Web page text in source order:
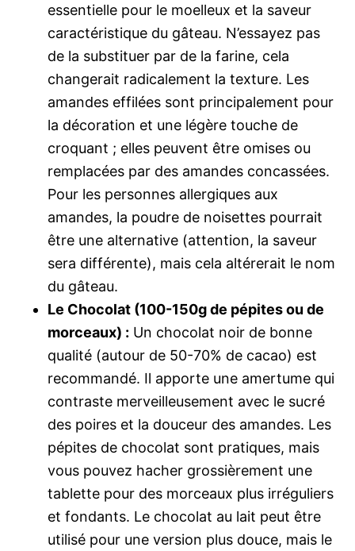
essentielle pour le moelleux et la saveur
caractéristique du gâteau. N’essayez pas
de la substituer par de la farine, cela
changerait radicalement la texture. Les
amandes effilées sont principalement pour
la décoration et une légère touche de
croquant ; elles peuvent être omises ou
remplacées par des amandes concassées.
Pour les personnes allergiques aux
amandes, la poudre de noisettes pourrait
être une alternative (attention, la saveur
sera différente), mais cela altérerait le nom
du gâteau.
Le Chocolat (100-150g de pépites ou de
morceaux) : Un chocolat noir de bonne
qualité (autour de 50-70% de cacao) est
recommandé. Il apporte une amertume qui
contraste merveilleusement avec le sucré
des poires et la douceur des amandes. Les
pépites de chocolat sont pratiques, mais
vous pouvez hacher grossièrement une
tablette pour des morceaux plus irréguliers
et fondants. Le chocolat au lait peut être
utilisé pour une version plus douce, mais le